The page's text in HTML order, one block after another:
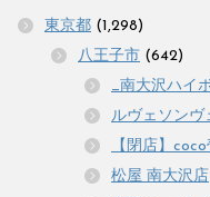
東京都 (1,298)
八王子市 (642)
_南大沢ハイ
ルヴェソンヴ
【閉店】
松屋 南大沢店